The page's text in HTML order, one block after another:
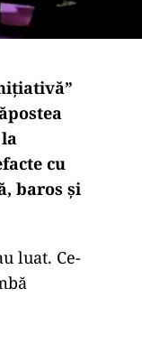
cu
baros și
luat. Ce-